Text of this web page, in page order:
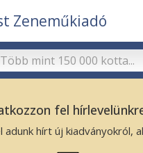
Zeneműkiadó
fel
adunk hírt új kiadványokról,